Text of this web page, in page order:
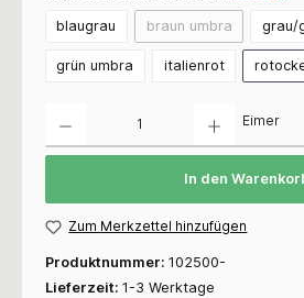
blaugrau braun umbra grau/
grün umbra italienrot
Eimer
In den
Zum Merkzettel hinzufügen
Produktnummer: 102500-
Lieferzeit: 1-3 Werktage